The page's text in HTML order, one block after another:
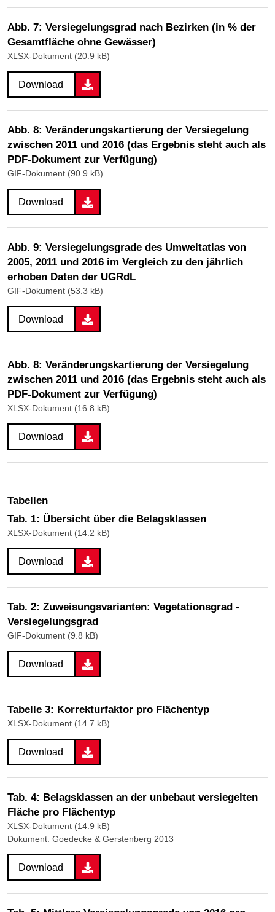
Abb. 7: Versiegelungsgrad nach Bezirken (in % der
Gesamtfläche ohne Gewässer)
XLSX-Dokument (20.9 kB)
Download
Abb. 8: Veränderungskartierung der Versiegelung
zwischen 2011 und 2016 (das Ergebnis steht auch als
PDF-Dokument zur Verfügung)
GIF-Dokument (90.9 kB)
Download
Abb. 9: Versiegelungsgrade des Umweltatlas von
2005, 2011 und 2016 im Vergleich zu den jährlich
erhoben Daten der UGRdL
GIF-Dokument (53.3 kB)
Download
Abb. 8: Veränderungskartierung der Versiegelung
zwischen 2011 und 2016 (das Ergebnis steht auch als
PDF-Dokument zur Verfügung)
XLSX-Dokument (16.8 kB)
Download
Tabellen
Tab. 1: Übersicht über die Belagsklassen
XLSX-Dokument (14.2 kB)
Download
Tab. 2: Zuweisungsvarianten: Vegetationsgrad -
Versiegelungsgrad
GIF-Dokument (9.8 kB)
Download
Tabelle 3: Korrekturfaktor pro Flächentyp
XLSX-Dokument (14.7 kB)
Download
Tab. 4: Belagsklassen an der unbebaut versiegelten
Fläche pro Flächentyp
XLSX-Dokument (14.9 kB)
Dokument: Goedecke & Gerstenberg 2013
Download